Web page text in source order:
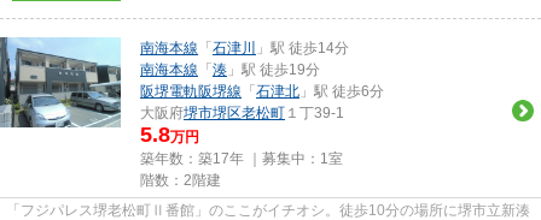
南海本線 「 石津川
」駅 徒歩14分
南海本線 「 湊 」駅 徒歩19分
阪堺電軌阪堺線 「 石津北 」駅 徒歩6分
大阪府堺市堺区老松町 １丁39-1
5.8万円
築年数：築17年 ｜募集中： 1室
階数：2階建
「フジパレス堺老松町Ⅱ番館」のここがイチオシ。徒歩10分の場所に堺市立新湊